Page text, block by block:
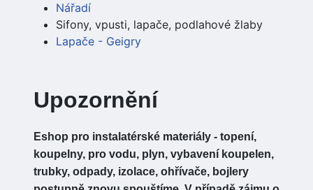
Nářadí
Sifony, vpusti, lapače, podlahové žlaby
Lapače - Geigry
Upozornění
Eshop pro instalatérské materiály - topení,
koupelny, pro vodu, plyn, vybavení koupelen,
trubky, odpady, izolace, ohřívače, bojlery